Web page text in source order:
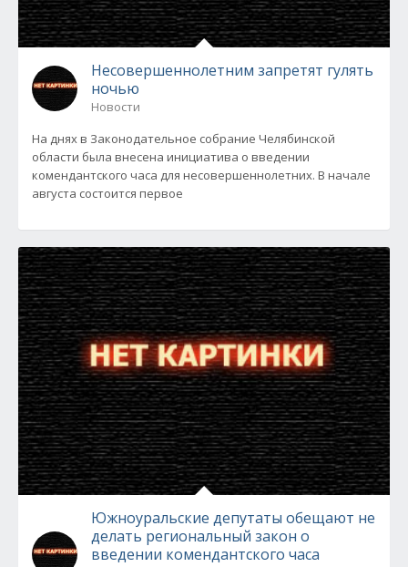
Несовершеннолетним запретят гулять
ночью
Новости
На днях в Законодательное собрание Челябинской
области была внесена инициатива о введении
комендантского часа для несовершеннолетних. В начале
августа состоится первое
Южноуральские депутаты обещают не
делать региональный закон о
введении комендантского часа